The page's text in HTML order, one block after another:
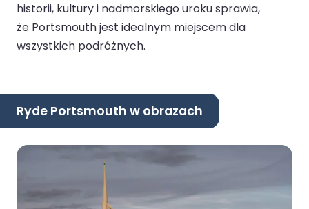
historii, kultury i nadmorskiego uroku sprawia,
że Portsmouth jest idealnym miejscem dla
wszystkich podróżnych.
Ryde Portsmouth w obrazach